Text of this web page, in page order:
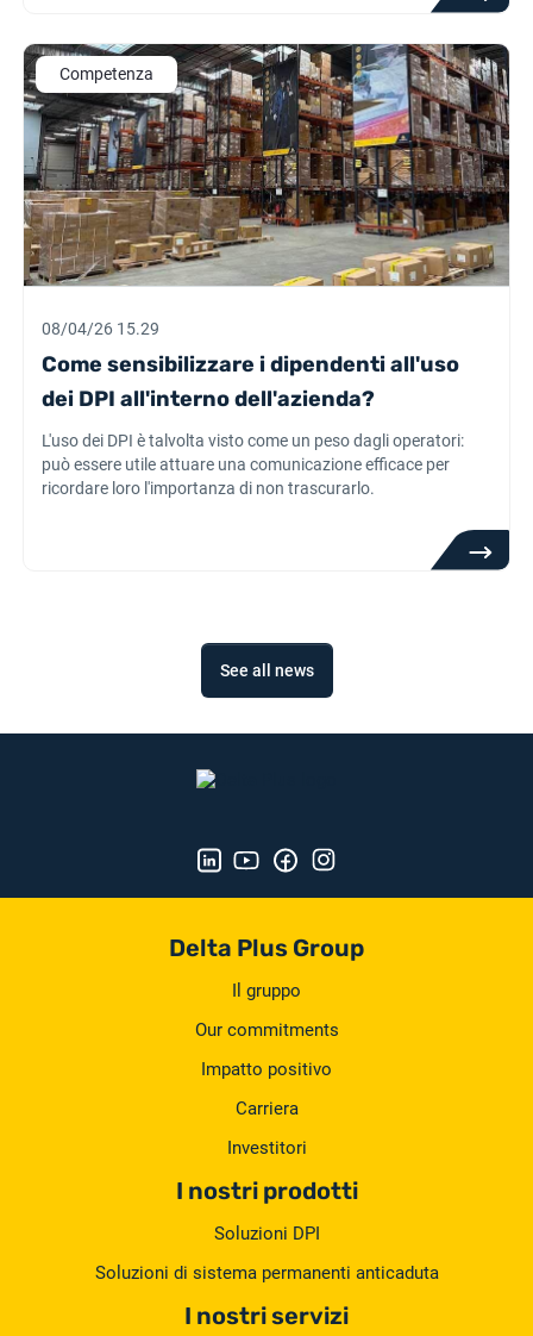
Competenza
08/04/26 15.29
Come sensibilizzare i dipendenti all'uso
dei DPI all'interno dell'azienda?
L'uso dei DPI è talvolta visto come un peso dagli operatori:
può essere utile attuare una comunicazione efficace per
ricordare loro l'importanza di non trascurarlo.
See all news
Delta Plus Group
Il gruppo
Our commitments
Impatto positivo
Carriera
Investitori
I nostri prodotti
Soluzioni DPI
Soluzioni di sistema permanenti anticaduta
I nostri servizi